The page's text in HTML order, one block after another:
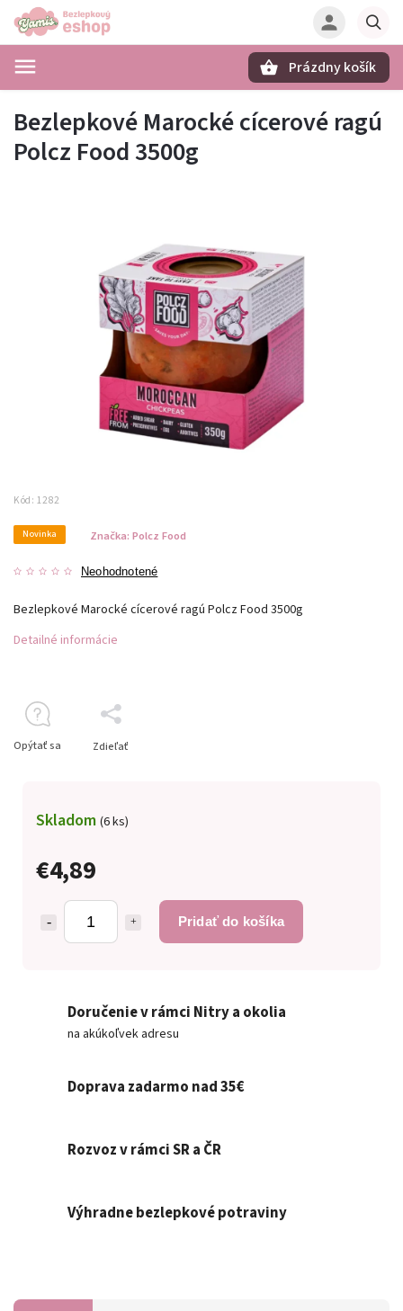
Prázdny košík
Bezlepkové Marocké cícerové ragú
Polcz Food 3500g
Kód: 1282
Novinka
Neohodnotené
Značka: Polcz Food
€4,89
Pridať do košíka
Skladom (6 ks)
Bezlepkové Marocké cícerové ragú Polcz Food 3500g
Detailné informácie
Opýtať sa Zdieľať
Doručenie v rámci Nitry a okolia
na akúkoľvek adresu
Doprava zadarmo nad 35€
Rozvoz v rámci SR a ČR
Výhradne bezlepkové potraviny